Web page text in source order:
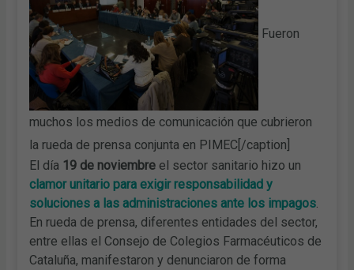
Fueron
muchos los medios de comunicación que cubrieron
la rueda de prensa conjunta en PIMEC[/caption]
El día 19 de noviembre el sector sanitario hizo un
clamor unitario para exigir responsabilidad y
soluciones a las administraciones ante los impagos.
En rueda de prensa, diferentes entidades del sector,
entre ellas el Consejo de Colegios Farmacéuticos de
Cataluña, manifestaron y denunciaron de forma